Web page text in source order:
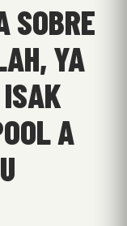
SOBRE
YA
A